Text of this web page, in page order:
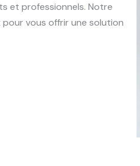
et professionnels. Notre
vous offrir une solution